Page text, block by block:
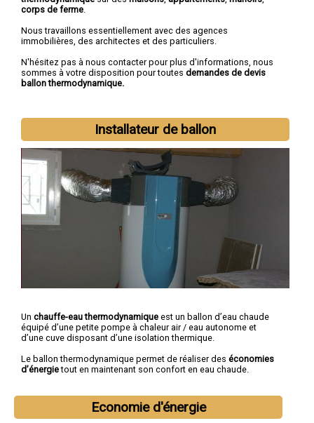
corps de ferme
Nous travaillons essentiellement avec des agences
immobilières, des architectes et des particuliers.
N'hésitez pas à nous contacter pour plus d'informations, nous
sommes à votre disposition pour toutes demandes de devis
ballon thermodynamique.
Installateur de ballon
Un chauffe-eau thermodynamique est un ballon d’eau chaude
équipé d’une petite pompe à chaleur air / eau autonome et
d’une cuve disposant d’une isolation thermique.
Le ballon thermodynamique permet de réaliser des économies
d’énergietout en maintenant son confort en eau chaude.
Economie d'énergie